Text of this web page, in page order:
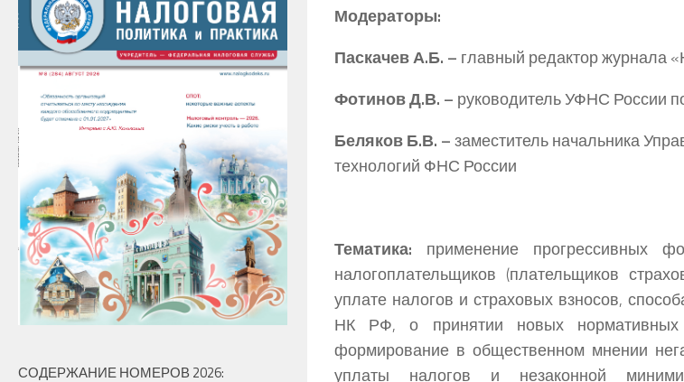
Модераторы:
Паскачев А.Б. – главный редактор журнала
Фотинов Д.В. – руководитель УФНС России
Беляков Б.В. –заместитель начальника
технологий ФНС России
Тематика: применение прогрессивных
налогоплательщиков (плательщиков
уплате налогов и страховых взносов,
НК РФ, о принятии новых нормативных
формирование в общественном мнении
уплаты налогов и незаконной
СОДЕРЖАНИЕ НОМЕРОВ 2026: